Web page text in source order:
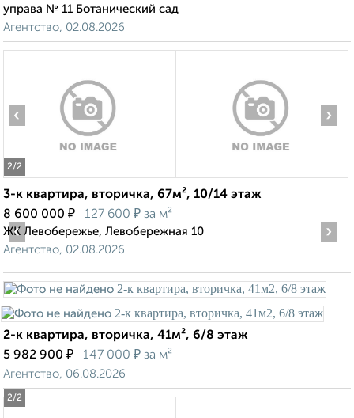
управа № 11 Ботанический сад
Агентство, 02.08.2026
2/2
‹ ›
3-к квартира, вторичка, 67м², 10/14 этаж
8 600 000 ₽ 127 600 ₽ за м²
ЖК Левобережье, Левобережная 10
Агентство, 02.08.2026
2/2
‹ ›
2-к квартира, вторичка, 41м², 6/8 этаж
5 982 900 ₽ 147 000 ₽ за м²
Агентство, 06.08.2026